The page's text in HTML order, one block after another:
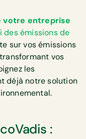
votre entreprise
des émissions de
sur vos émissions
vos
les
déjà notre solution
: